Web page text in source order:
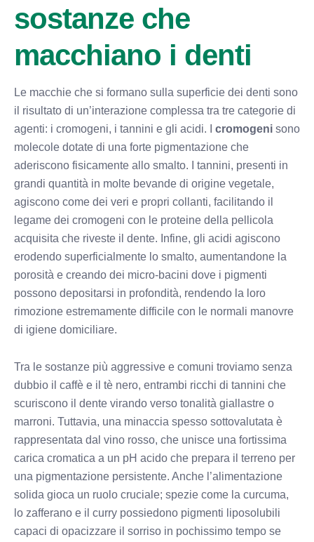
sostanze che
macchiano i denti
Le macchie che si formano sulla superficie dei denti sono
il risultato di un’interazione complessa tra tre categorie di
agenti: i cromogeni, i tannini e gli acidi. I cromogeni sono
molecole dotate di una forte pigmentazione che
aderiscono fisicamente allo smalto. I tannini, presenti in
grandi quantità in molte bevande di origine vegetale,
agiscono come dei veri e propri collanti, facilitando il
legame dei cromogeni con le proteine della pellicola
acquisita che riveste il dente. Infine, gli acidi agiscono
erodendo superficialmente lo smalto, aumentandone la
porosità e creando dei micro-bacini dove i pigmenti
possono depositarsi in profondità, rendendo la loro
rimozione estremamente difficile con le normali manovre
di igiene domiciliare.
Tra le sostanze più aggressive e comuni troviamo senza
dubbio il caffè e il tè nero, entrambi ricchi di tannini che
scuriscono il dente virando verso tonalità giallastre o
marroni. Tuttavia, una minaccia spesso sottovalutata è
rappresentata dal vino rosso, che unisce una fortissima
carica cromatica a un pH acido che prepara il terreno per
una pigmentazione persistente. Anche l’alimentazione
solida gioca un ruolo cruciale; spezie come la curcuma,
lo zafferano e il curry possiedono pigmenti liposolubili
capaci di opacizzare il sorriso in pochissimo tempo se